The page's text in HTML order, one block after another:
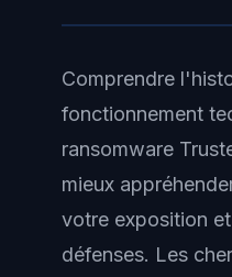
Comprendre
fonctionnement
ransomware
mieux
votre exposition
défenses. Les